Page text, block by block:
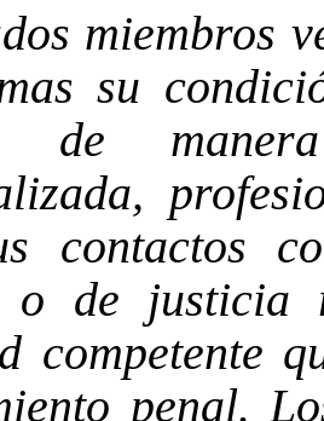
miembros
su
de
contactos
o de justicia
competente
penal.